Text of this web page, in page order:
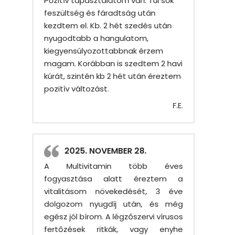
feszültség és fáradtság után
kezdtem el. Kb. 2 hét szedés után
nyugodtabb a hangulatom,
kiegyensúlyozottabbnak érzem
magam. Korábban is szedtem 2 havi
kúrát, szintén kb 2 hét után éreztem
pozitív változást.
F.E.
2025. NOVEMBER 28.
A Multivitamin több éves
fogyasztása alatt éreztem a
vitalitásom növekedését, 3 éve
dolgozom nyugdíj után, és még
egész jól bírom. A légzőszervi vírusos
fertőzések ritkák, vagy enyhe